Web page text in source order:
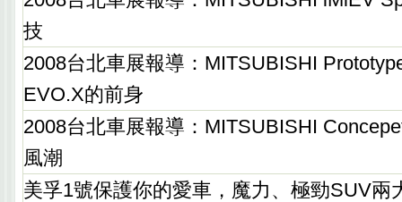
技
2008台北車展報導：MITSUBISHI
EVO.X的前身
2008台北車展報導：MITSUBISHI
風潮
美孚1號保護你的愛車，魔力、極勁SUV兩